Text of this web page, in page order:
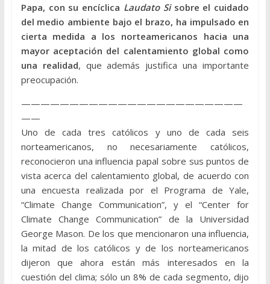
Papa, con su encíclica Laudato Sisobre el cuidado
del medio ambiente bajo el brazo, ha impulsado en
cierta medida a los norteamericanos hacia una
mayor aceptación del calentamiento global como
una realidad, que además justifica una importante
preocupación.
———————————————————————
——
Uno de cada tres católicos y uno de cada seis
norteamericanos, no necesariamente católicos,
reconocieron una influencia papal sobre sus puntos de
vista acerca del calentamiento global, de acuerdo con
una encuesta realizada por el Programa de Yale,
“Climate Change Communication”, y el “Center for
Climate Change Communication” de la Universidad
George Mason. De los que mencionaron una influencia,
la mitad de los católicos y de los norteamericanos
dijeron que ahora están más interesados en la
cuestión del clima; sólo un 8% de cada segmento, dijo